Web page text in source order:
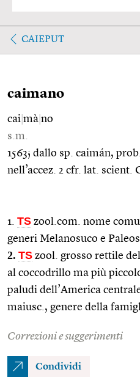
CAIEPUT
caimano
cai mà no
s.m.
1563; dallo sp. caimán,
nell’accez. 2 cfr. lat. scient.
1. TS zool.com. nome
generi Melanosuco e
2. TS zool. grosso rettile
al coccodrillo ma più
paludi dell’America
maiusc., genere della
Correzioni e suggerimenti
Condividi